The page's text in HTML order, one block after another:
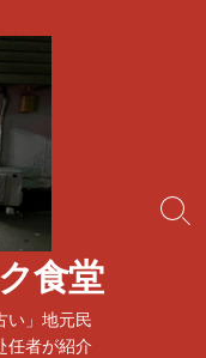
食堂
い」地元民
任者が紹介
検